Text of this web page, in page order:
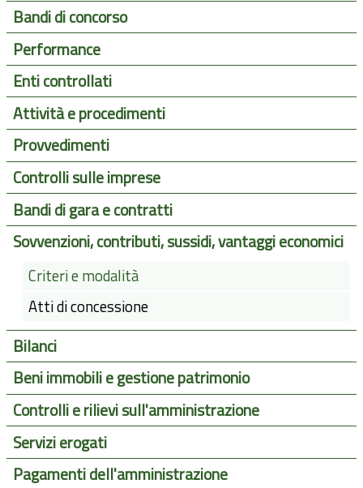
Bandi di concorso
Performance
Enti controllati
Attività e procedimenti
Provvedimenti
Controlli sulle imprese
Bandi di gara e contratti
Sovvenzioni, contributi, sussidi, vantaggi economici
Criteri e modalità
Atti di concessione
Bilanci
Beni immobili e gestione patrimonio
Controlli e rilievi sull'amministrazione
Servizi erogati
Pagamenti dell'amministrazione